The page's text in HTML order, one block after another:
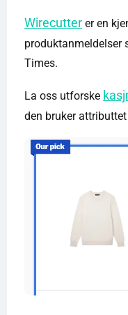
Wirecutter er en
produktanmeldelser
Times.
La oss utforske
den bruker